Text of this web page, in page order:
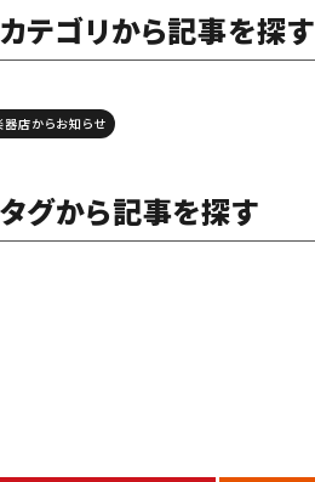
テゴリから記事を探す
器店からお知らせ
グから記事を探す